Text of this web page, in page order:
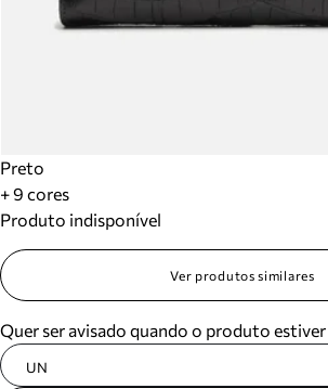
Preto
+ 9 cores
Produto indisponível
Ver produtos similares
Quer ser avisado quando o produto
UN